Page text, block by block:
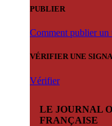
PUBLIER
Comment publier un
VÉRIFIER UNE
Vérifier
LE JOURNAL
FRANÇAISE